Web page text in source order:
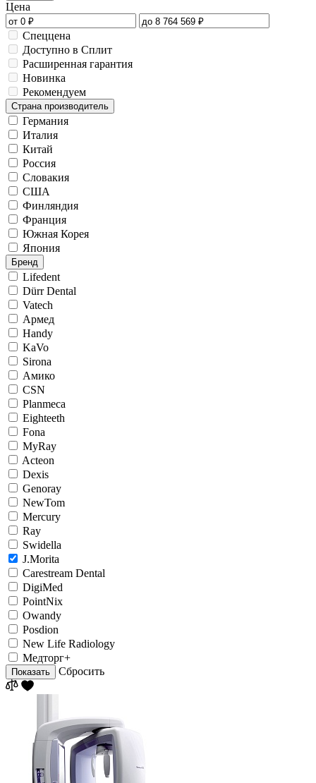
Цена
Спеццена
Доступно в Сплит
Расширенная гарантия
Новинка
Рекомендуем
Страна производитель
Германия
Италия
Китай
Россия
Словакия
США
Финляндия
Франция
Южная Корея
Япония
Бренд
Lifedent
Dürr Dental
Vatech
Армед
Handy
KaVo
Sirona
Амико
CSN
Planmeca
Eighteeth
Fona
MyRay
Acteon
Dexis
Genoray
NewTom
Mercury
Ray
Swidella
J.Morita
Carestream Dental
DigiMed
PointNix
Owandy
Posdion
New Life Radiology
Медторг+
Показать Сбросить